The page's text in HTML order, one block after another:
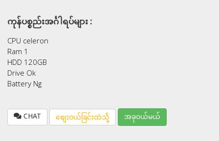
ကုန်ပစ္စည်းအင်္ဂါရပ်များ :
CPU celeron
Ram 1
HDD 120GB
Drive Ok
Battery Ng
CHAT စျေးဝယ်ခြင်းထဲသို့ အခုဝယ်မယ်